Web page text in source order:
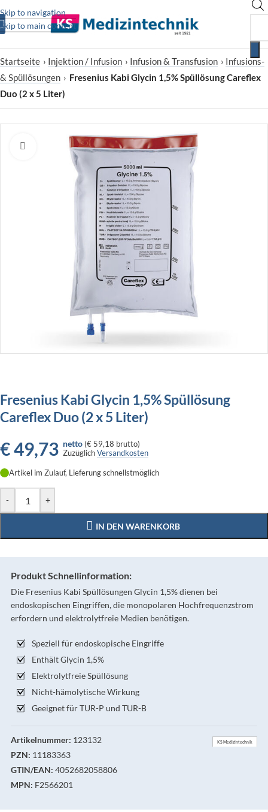
Skip to navigation
Skip to main content
Startseite › Injektion / Infusion › Infusion & Transfusion › Infusions-
& Spüllösungen › Fresenius Kabi Glycin 1,5% Spüllösung Careflex
Duo (2 x 5 Liter)
Zum Vergrößern klicken
Fresenius Kabi Glycin 1,5% Spüllösung
Careflex Duo (2 x 5 Liter)
€49,73 netto (€ 59,18 brutto)
ZuzüglichVersandkosten
Artikel im Zulauf, Lieferung schnellstmöglich
- +
IN DEN WARENKORB
Produkt Schnellinformation:
Die Fresenius Kabi Spüllösungen Glycin 1,5% dienen bei
endoskopischen Eingriffen, die monopolaren Hochfrequenzstrom
erfordern und elektrolytfreie Medien benötigen.
Speziell für endoskopische Eingriffe
Enthält Glycin 1,5%
Elektrolytfreie Spüllösung
Nicht-hämolytische Wirkung
Geeignet für TUR-P und TUR-B
Artikelnummer: 123132
PZN: 11183363
GTIN/EAN: 4052682058806
MPN: F2566201
KS Medizintechnik